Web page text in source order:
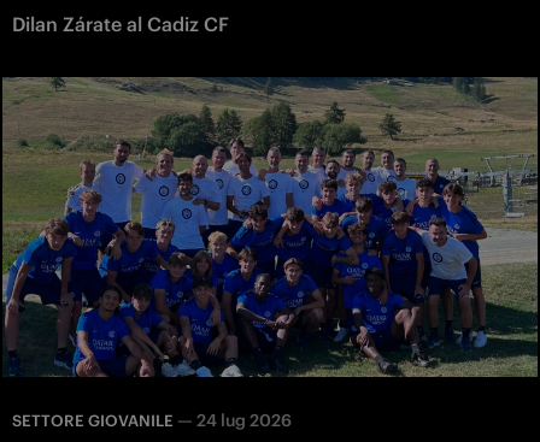
Dilan Zárate al Cadiz CF
SETTORE GIOVANILE — 24 lug 2026